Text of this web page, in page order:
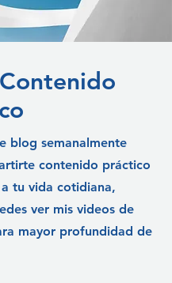
blog semanalmente
contenido práctico
tu vida cotidiana,
ver mis videos de
mayor profundidad de